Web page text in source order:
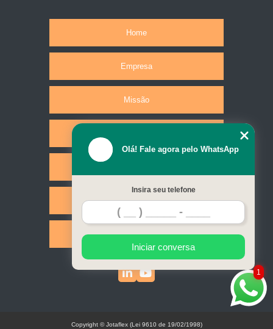
Home
Empresa
Missão
Contato
Mapa do site
1
Olá! Fale agora pelo WhatsApp
Insira seu telefone
Iniciar conversa
Copyright © Jotaflex (Lei 9610 de 19/02/1998)